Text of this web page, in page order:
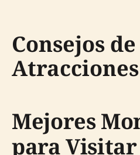
Consejos
Mejores
para Visitar